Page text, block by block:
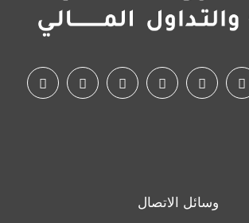
وسائل الاتصال